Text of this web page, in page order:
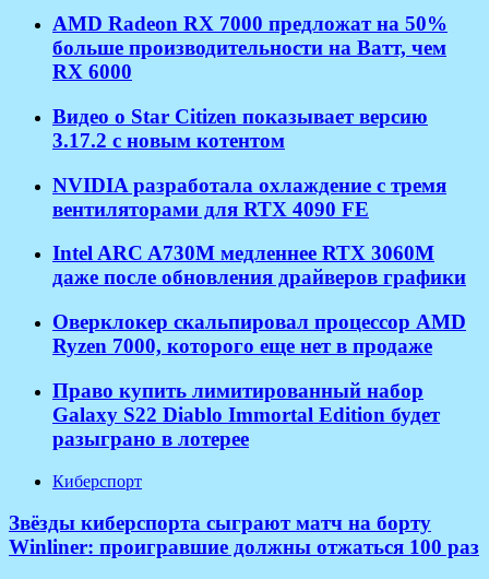
AMD Radeon RX 7000 предложат на 50%
больше производительности на Ватт, чем
RX 6000
Видео о Star Citizen показывает версию
3.17.2 с новым котентом
NVIDIA разработала охлаждение с тремя
вентиляторами для RTX 4090 FE
Intel ARC A730M медленнее RTX 3060M
даже после обновления драйверов графики
Оверклокер скальпировал процессор AMD
Ryzen 7000, которого еще нет в продаже
Право купить лимитированный набор
Galaxy S22 Diablo Immortal Edition будет
разыграно в лотерее
Киберспорт
Звёзды киберспорта сыграют матч на борту
Winliner: проигравшие должны отжаться 100 раз